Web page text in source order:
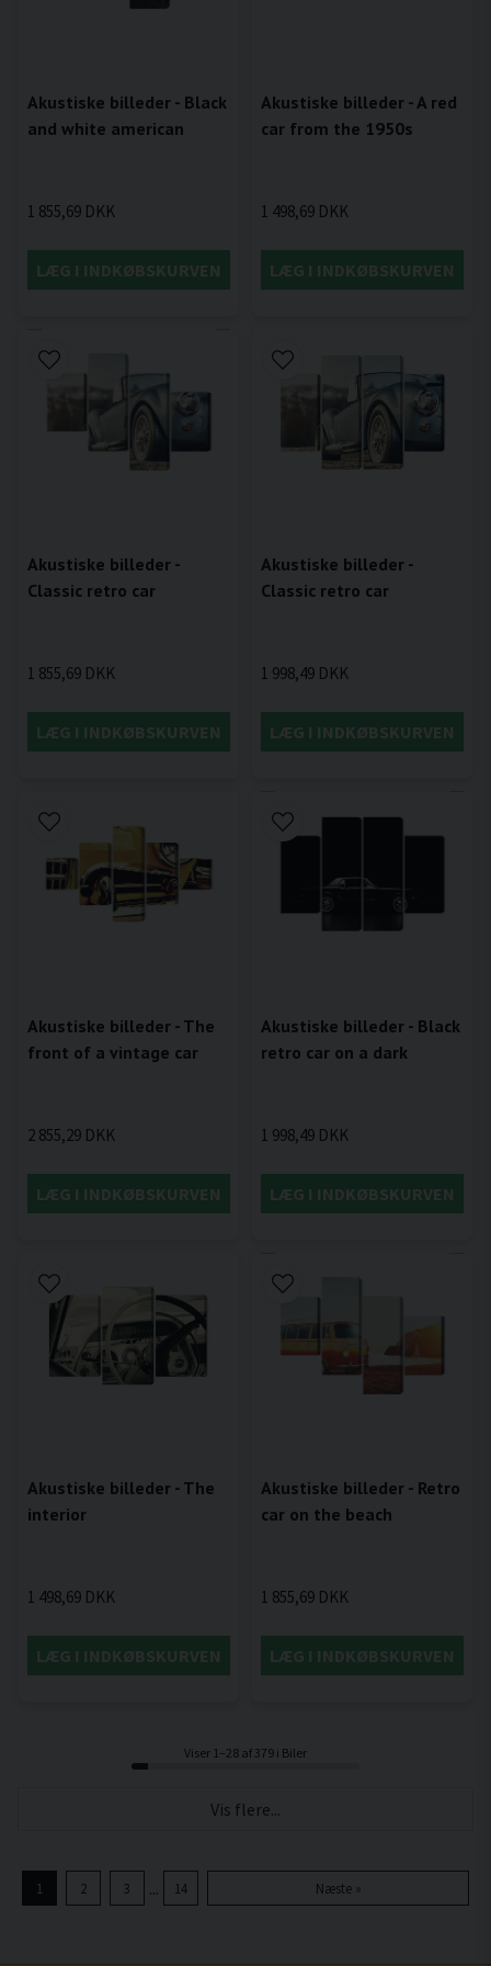
Akustiske billeder - Black
and white american
1 855,69 DKK
LÆG I INDKØBSKURVEN
Akustiske billeder - A red
car from the 1950s
1 498,69 DKK
LÆG I INDKØBSKURVEN
Akustiske billeder -
Classic retro car
1 855,69 DKK
LÆG I INDKØBSKURVEN
Akustiske billeder -
Classic retro car
1 998,49 DKK
LÆG I INDKØBSKURVEN
Akustiske billeder - The
front of a vintage car
2 855,29 DKK
LÆG I INDKØBSKURVEN
Akustiske billeder - Black
retro car on a dark
1 998,49 DKK
LÆG I INDKØBSKURVEN
Akustiske billeder - The
interior
1 498,69 DKK
LÆG I INDKØBSKURVEN
Akustiske billeder - Retro
car on the beach
1 855,69 DKK
LÆG I INDKØBSKURVEN
Viser 1–28 af 379 i Biler
Vis flere...
1 2 3 ... 14 Næste »